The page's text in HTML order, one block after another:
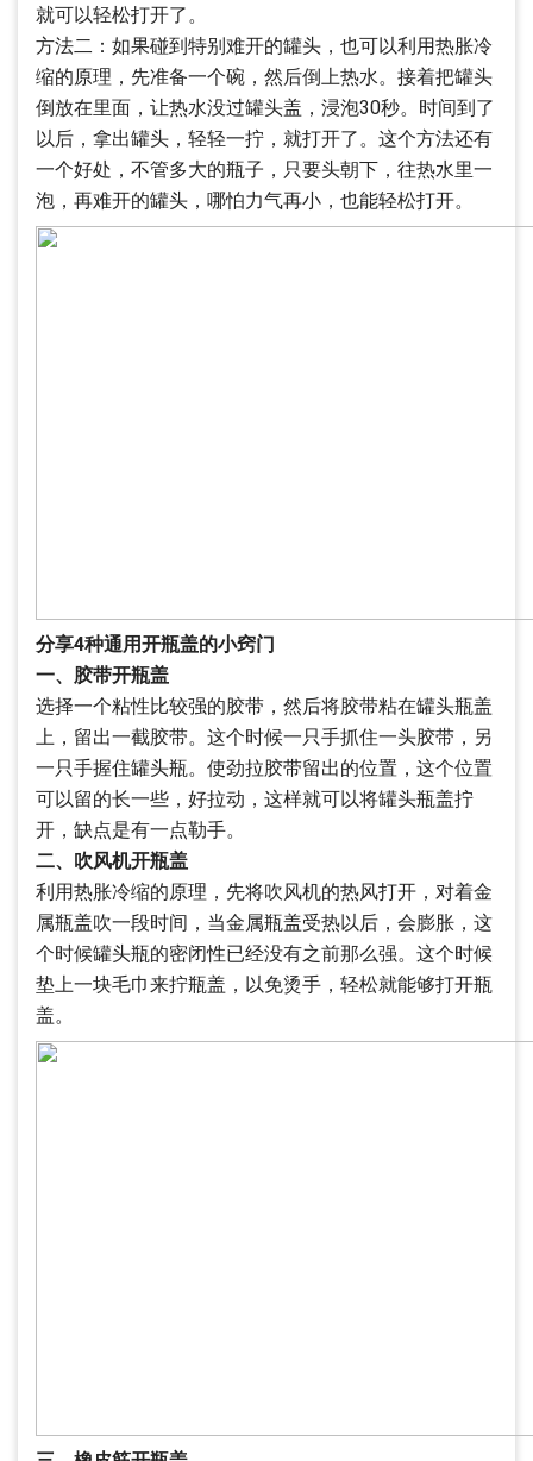
就可以轻松打开了。
方法二：如果碰到特别难开的罐头，也可以利用热胀冷
缩的原理，先准备一个碗，然后倒上热水。接着把罐头
倒放在里面，让热水没过罐头盖，浸泡30秒。时间到了
以后，拿出罐头，轻轻一拧，就打开了。这个方法还有
一个好处，不管多大的瓶子，只要头朝下，往热水里一
泡，再难开的罐头，哪怕力气再小，也能轻松打开。
分享4种通用开瓶盖的小窍门
一、胶带开瓶盖
选择一个粘性比较强的胶带，然后将胶带粘在罐头瓶盖
上，留出一截胶带。这个时候一只手抓住一头胶带，另
一只手握住罐头瓶。使劲拉胶带留出的位置，这个位置
可以留的长一些，好拉动，这样就可以将罐头瓶盖拧
开，缺点是有一点勒手。
二、吹风机开瓶盖
利用热胀冷缩的原理，先将吹风机的热风打开，对着金
属瓶盖吹一段时间，当金属瓶盖受热以后，会膨胀，这
个时候罐头瓶的密闭性已经没有之前那么强。这个时候
垫上一块毛巾来拧瓶盖，以免烫手，轻松就能够打开瓶
盖。